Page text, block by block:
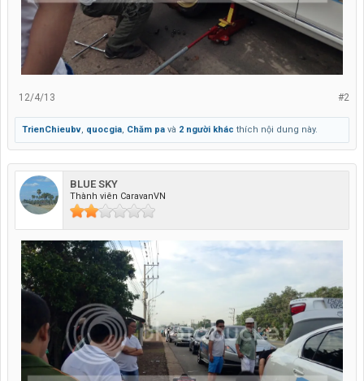
#2
12/4/13
TrienChieubv, quocgia, Chăm pa và 2 người khác thích nội dung này.
BLUE SKY
Thành viên CaravanVN